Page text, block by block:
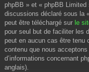
phpBB » et « phpBB
discussions déclaré sous la
peut être téléchargé sur le
pour seul but de faciliter les
peut en aucun cas être tenu
contenu que nous
d’informations concernant
anglais).